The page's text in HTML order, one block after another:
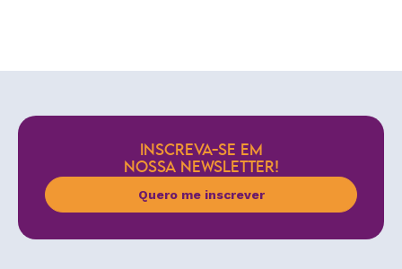
INSCREVA-SE EM
NOSSA NEWSLETTER!
Quero me inscrever